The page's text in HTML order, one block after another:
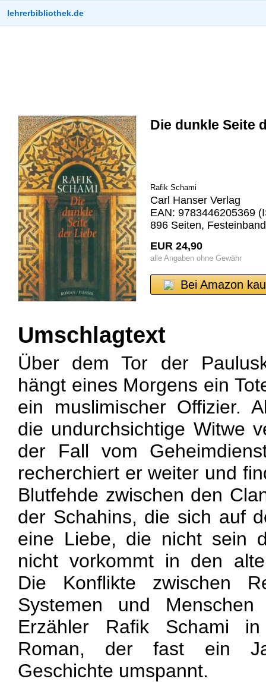
lehrerbibliothek.de
Die dunkle Seite
Rafik Schami
Carl Hanser Verlag
EAN: 9783446205369
896 Seiten,
EUR 24,90
alle Angaben ohne Gewähr
Bei Amazon
Umschlagtext
Über dem Tor der
hängt eines Morgens ein
ein muslimischer Offizier.
die undurchsichtige Witwe
der Fall vom
recherchiert er weiter und
Blutfehde zwischen den
der Schahins, die sich auf
eine Liebe, die nicht sein
nicht vorkommt in den
Die Konflikte zwischen
Systemen und
Erzähler Rafik Schami
Roman, der fast ein
Geschichte umspannt.